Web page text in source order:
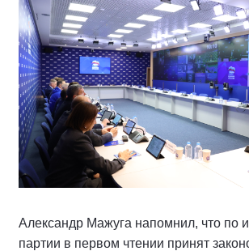
Александр Мажуга напомнил, что по
партии в первом чтении принят